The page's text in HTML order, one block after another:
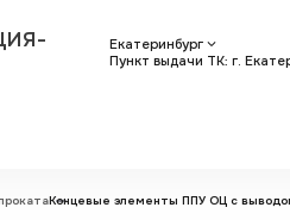
Екатеринбург
Пункт выдачи ТК: г.
Концевые элементы ППУ ОЦ с